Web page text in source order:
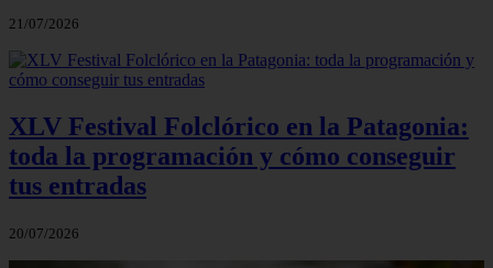
21/07/2026
XLV Festival Folclórico en la Patagonia:
toda la programación y cómo conseguir
tus entradas
20/07/2026